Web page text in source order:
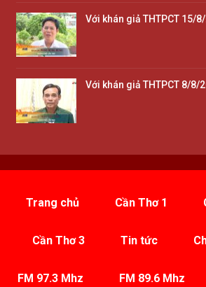
Với khán giả THTPCT 15/
Với khán giả THTPCT 8/8/
Trang chủ Cần Thơ 1
Cần Thơ 3 Tin tức
FM 97.3 Mhz FM 89.6 Mhz